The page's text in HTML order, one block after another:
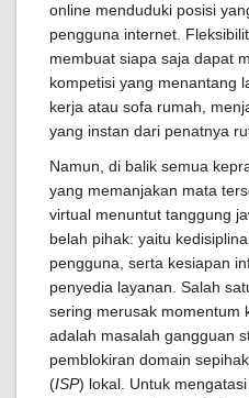
online menduduki posisi
pengguna internet.
membuat siapa saja dapat
kompetisi yang menantang
kerja atau sofa rumah,
yang instan dari penatnya
Namun, di balik semua
yang memanjakan mata
virtual menuntut tanggung
belah pihak: yaitu
pengguna, serta kesiapan
penyedia layanan. Salah
sering merusak momentum
adalah masalah gangguan
pemblokiran domain
(ISP) lokal. Untuk